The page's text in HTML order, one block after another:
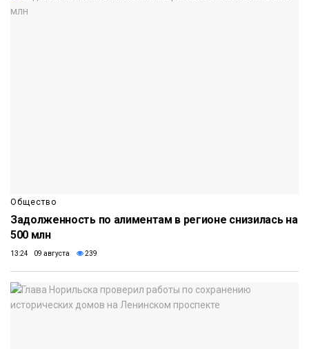
Общество
Задолженность по алиментам в регионе снизилась на
500 млн
13:24 09 августа 239